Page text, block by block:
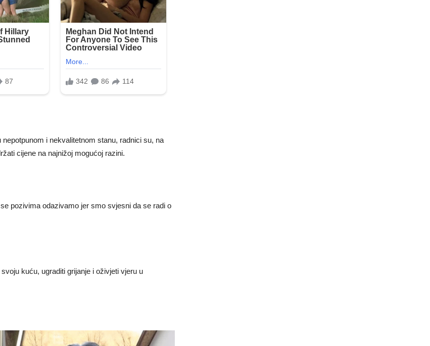
i nekvalitetnom stanu, radnici su, na
cijene na najnižoj mogućoj razini.
pozivima odazivamo jer smo svjesni da se radi o
kuću, ugraditi grijanje i oživjeti vjeru u